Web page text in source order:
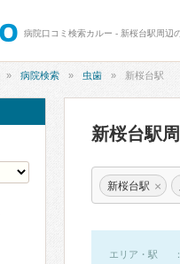
病院口コミ検索カルー - 新桜台駅周辺
病院検索 虫歯 新桜台駅
新桜台駅
新桜台駅 ×
エリア・駅